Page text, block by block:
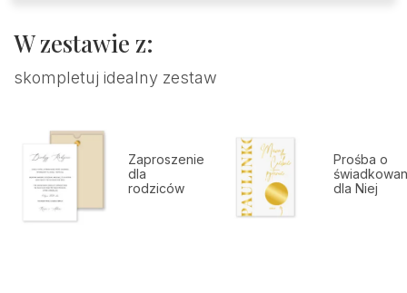
W zestawie z:
skompletuj idealny zestaw
Zaproszenie
dla
rodziców
Prośba o
dla Niej